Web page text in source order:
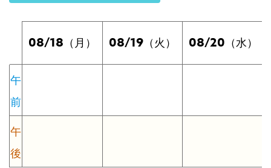
08/18 （月） 08/19 （火） 08/20 （水）
午
前
午
後